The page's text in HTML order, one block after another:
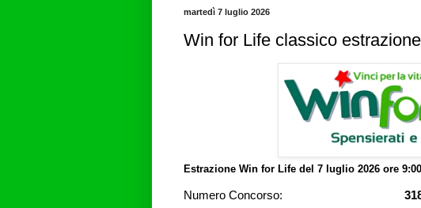
martedì 7 luglio 2026
Win for Life classico
Estrazione Win for Life del 7 luglio 2026 ore 9:00
Numero Concorso: